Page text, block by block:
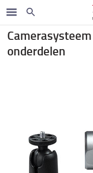
Veiligheid
onderdelen